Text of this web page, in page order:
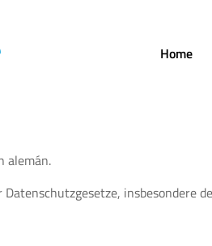
Home
alemán.
insbesondere